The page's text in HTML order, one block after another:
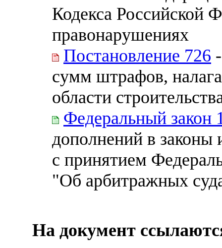
Кодекса Российской
правонарушениях
Постановление 726
сумм штрафов,
области
Федеральный закон
дополнений в
с принятием
"Об арбитражных
На документ